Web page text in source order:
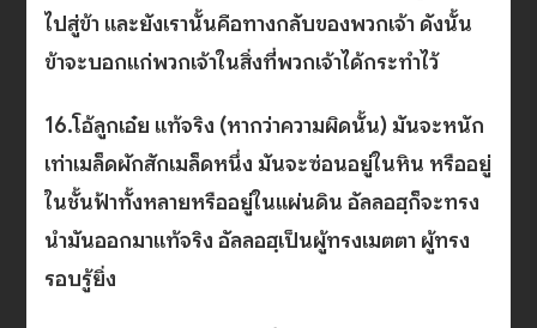
ไปสู่ข้า และยังเรานั้นคือทางกลับของพวกเจ้า ดังนั้น
ข้าจะบอกแก่พวกเจ้าในสิ่งที่พวกเจ้าได้กระทำไว้
16.โอ้ลูกเอ๋ย แท้จริง (หากว่าความผิดนั้น) มันจะหนัก
เท่าเมล็ดผักสักเมล็ดหนึ่ง มันจะซ่อนอยู่ในหิน หรืออยู่
ในชั้นฟ้าทั้งหลายหรืออยู่ในแผ่นดิน อัลลอฮฺก็จะทรง
นำมันออกมาแท้จริง อัลลอฮฺเป็นผู้ทรงเมตตา ผู้ทรง
รอบรู้ยิ่ง